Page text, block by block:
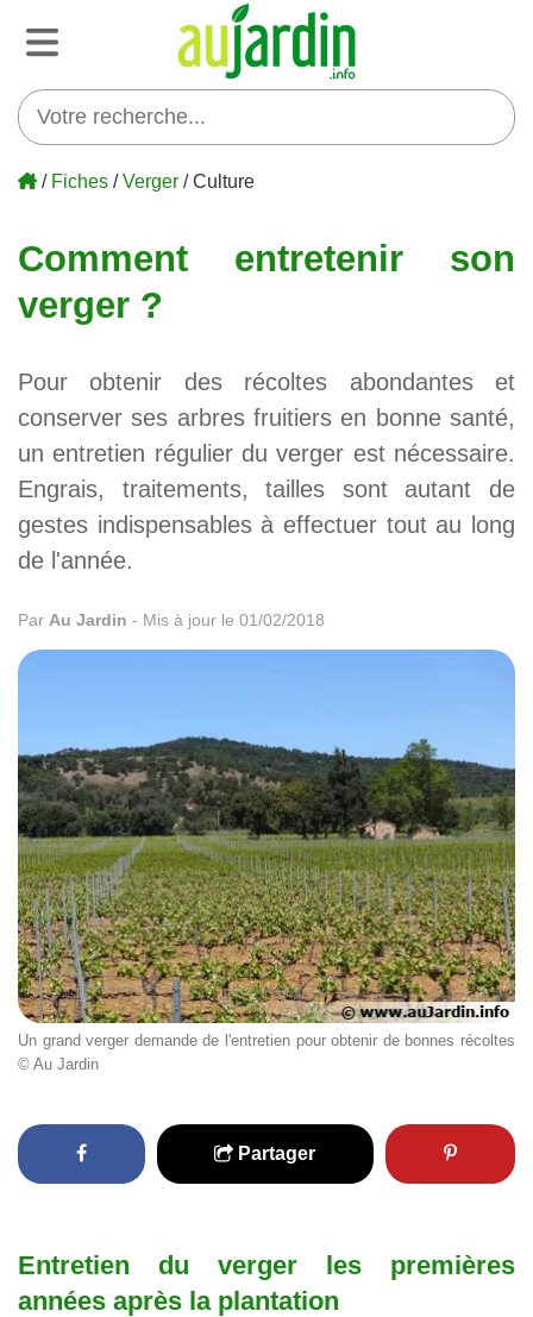
/ Fiches /Verger / Culture
Comment entretenir son
verger ?
Pour obtenir des récoltes abondantes et
conserver ses arbres fruitiers en bonne santé,
un entretien régulier du verger est nécessaire.
Engrais, traitements, tailles sont autant de
gestes indispensables à effectuer tout au long
de l'année.
Par Au Jardin - Mis à jour le 01/02/2018
Un grand verger demande de l'entretien pour obtenir de bonnes récoltes
© Au Jardin
Partager
Entretien du verger les premières
années après la plantation